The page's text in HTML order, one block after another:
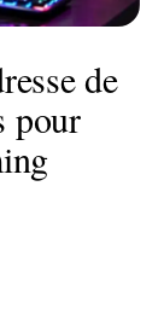
de
pour